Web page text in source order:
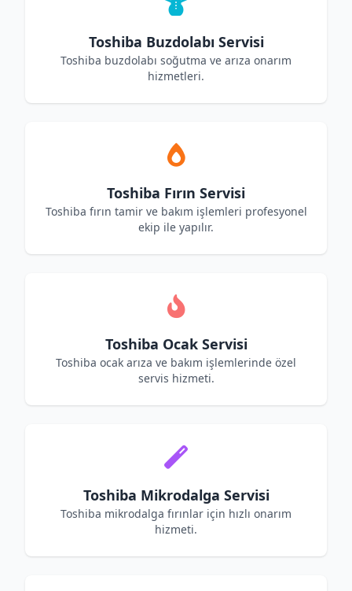
Toshiba Buzdolabı Servisi
Toshiba buzdolabı soğutma ve arıza onarım
hizmetleri.
Toshiba Fırın Servisi
Toshiba fırın tamir ve bakım işlemleri profesyonel
ekip ile yapılır.
Toshiba Ocak Servisi
Toshiba ocak arıza ve bakım işlemlerinde özel
servis hizmeti.
Toshiba Mikrodalga Servisi
Toshiba mikrodalga fırınlar için hızlı onarım
hizmeti.